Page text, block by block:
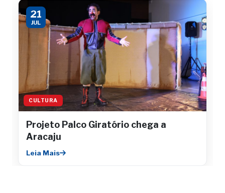
21
JUL
CULTURA
Projeto Palco Giratório chega a
Aracaju
Leia Mais